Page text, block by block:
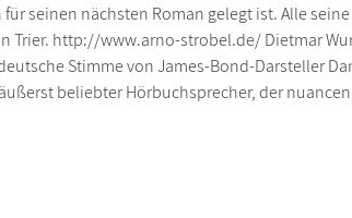
seinen nächsten Roman gelegt ist. Alle
Trier. http://www.arno-strobel.de/ Dietmar
Stimme von James-Bond-Darsteller
beliebter Hörbuchsprecher, der